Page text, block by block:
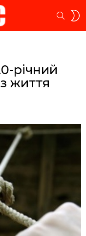
річний
життя